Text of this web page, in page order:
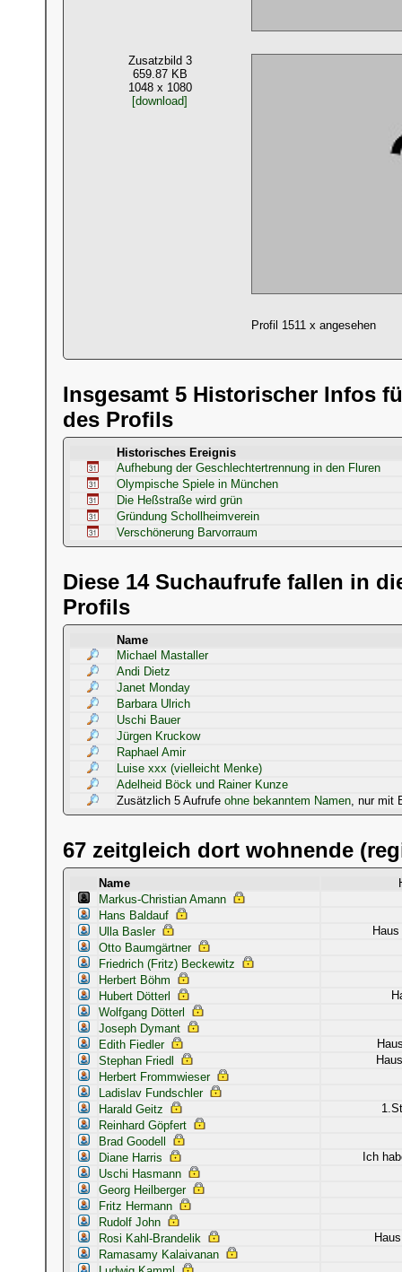
Zusatzbild 3
659.87 KB
1048 x 1080
[download]
Profil 1511 x angesehen
Insgesamt 5 Historischer Infos
des Profils
Historisches Ereignis
Aufhebung der Geschlechtertrennung in den Fluren
Olympische Spiele in München
Die Heßstraße wird grün
Gründung Schollheimverein
Verschönerung Barvorraum
Diese 14 Suchaufrufe fallen in
Profils
Name
Michael Mastaller
Andi Dietz
Janet Monday
Barbara Ulrich
Uschi Bauer
Jürgen Kruckow
Raphael Amir
Luise xxx (vielleicht Menke)
Adelheid Böck und Rainer Kunze
Zusätzlich 5 Aufrufe ohne bekanntem Namen, nur mit
67 zeitgleich dort wohnende
Name
Markus-Christian Amann
Hans Baldauf
Ulla Basler
Otto Baumgärtner
Friedrich (Fritz) Beckewitz
Herbert Böhm
Hubert Dötterl
Wolfgang Dötterl
Joseph Dymant
Edith Fiedler
Stephan Friedl
Herbert Frommwieser
Ladislav Fundschler
Harald Geitz
Reinhard Göpfert
Brad Goodell
Diane Harris
Ich
Uschi Hasmann
Georg Heilberger
Fritz Hermann
Rudolf John
Rosi Kahl-Brandelik
Ramasamy Kalaivanan